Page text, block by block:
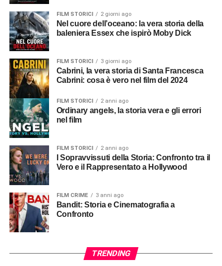
FILM STORICI 2 giorni ago
Nel cuore dell’oceano: la vera storia della
baleniera Essex che ispirò Moby Dick
FILM STORICI 3 giorni ago
Cabrini, la vera storia di Santa Francesca
Cabrini: cosa è vero nel film del 2024
FILM STORICI 2 anni ago
Ordinary angels, la storia vera e gli errori
nel film
FILM STORICI 2 anni ago
Vero e il Rappresentato a Hollywood
FILM CRIME 3 anni ago
Bandit: Storia e Cinematografia a
Confronto
TRENDING